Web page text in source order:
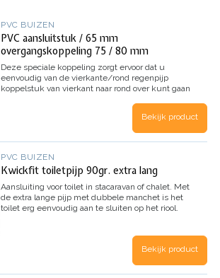
PVC BUIZEN
PVC aansluitstuk / 65 mm
overgangskoppeling 75 / 80 mm
Deze speciale koppeling zorgt ervoor dat u
eenvoudig van de vierkante/rond regenpijp
koppelstuk van vierkant naar rond over kunt gaan
speciale koppeling van de vierkante/rond
regenpijp. De andere zijde van de koppeling
kunt u op het riool aansluiten met een buis
75mm of een mof van bijvoorbeeld een bocht in
80mm pvc. Met deze koppeling kunt u dus
eenvoudig en snel alle verbindingen tussen het
chalet/ stacaravan maken en de
regenwaterafvoer. Inhoud: 1 stuks
Bekijk product
PVC BUIZEN
Kwickfit toiletpijp 90gr. extra lang
Aansluiting voor toilet in stacaravan of chalet. Met
de extra lange pijp met dubbele manchet is het
toilet erg eenvoudig aan te sluiten op het riool.
Lengte vanaf de toiletaansluiting tot
Onder aansluiting op
Totale lengte aansluitstuk:
47cm Afstand benodigd achter het toilet:
Bekijk product